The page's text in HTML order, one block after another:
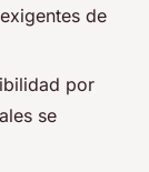
de
por
se